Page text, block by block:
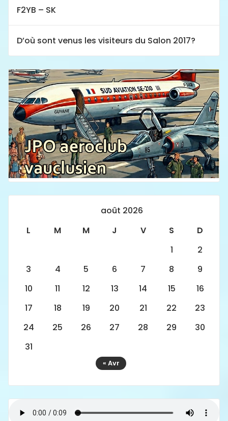
F2YB – SK
D’où sont venus les visiteurs du Salon 2017?
août 2026
L
M M J V S
D
1
2
3
4 5 6 7 8
9
10
11 12 13 14 15
16
17
18 19 20 21 22
23
24
25 26 27 28 29
30
31
« Avr